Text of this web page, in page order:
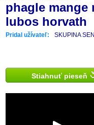
phagle mange
lubos horvath
Pridal užívateľ: SKUPINA
Stiahnuť pieseň